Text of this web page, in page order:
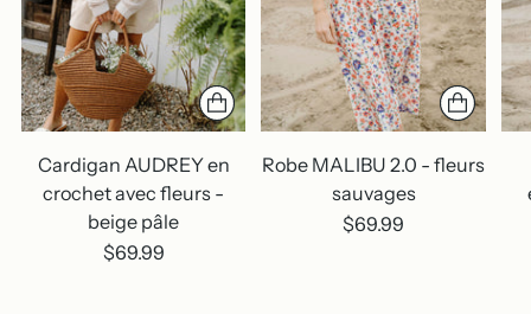
Cardigan AUDREY en
crochet avec fleurs -
beige pâle
$69.99
Robe MALIBU 2.0 - fleurs
sauvages
$69.99